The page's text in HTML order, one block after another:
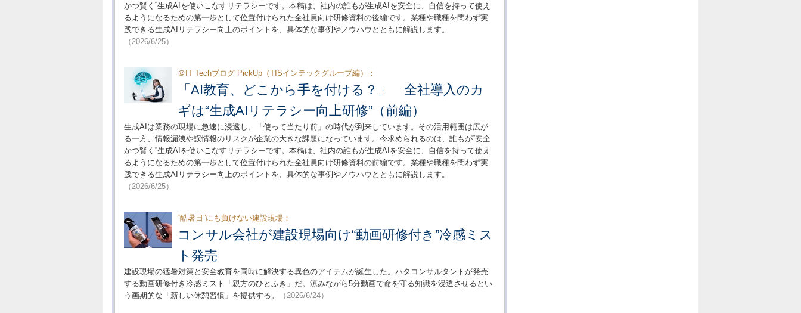
かつ賢く”生成AIを使いこなすリテラシーです。本稿は、社内の誰もが生成AIを安全に、自信を持って使え
るようになるための第一歩として位置付けられた全社員向け研修資料の後編です。業種や職種を問わず実
践できる生成AIリテラシー向上のポイントを、具体的な事例やノウハウとともに解説します。
（2026/6/25）
＠IT Techブログ PickUp（TISインテックグループ編）：
「AI教育、どこから手を付ける？」 全社導入のカ
ギは“生成AIリテラシー向上研修”（前編）
生成AIは業務の現場に急速に浸透し、「使って当たり前」の時代が到来しています。その活用範囲は広が
る一方、情報漏洩や誤情報のリスクが企業の大きな課題になっています。今求められるのは、誰もが“安全
かつ賢く”生成AIを使いこなすリテラシーです。本稿は、社内の誰もが生成AIを安全に、自信を持って使え
るようになるための第一歩として位置付けられた全社員向け研修資料の前編です。業種や職種を問わず実
践できる生成AIリテラシー向上のポイントを、具体的な事例やノウハウとともに解説します。
（2026/6/25）
“酷暑日”にも負けない建設現場：
コンサル会社が建設現場向け“動画研修付き”冷感ミス
ト発売
建設現場の猛暑対策と安全教育を同時に解決する異色のアイテムが誕生した。ハタコンサルタントが発売
する動画研修付き冷感ミスト「親方のひとふき」だ。涼みながら5分動画で命を守る知識を浸透させるとい
う画期的な「新しい休憩習慣」を提供する。
（2026/6/24）